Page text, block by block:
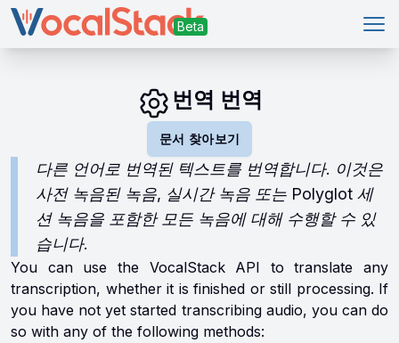
메
번역 번역
문서 찾아보기
다른 언어로 번역된 텍스트를 번역합니다. 이것은
사전 녹음된 녹음, 실시간 녹음 또는 Polyglot 세
션 녹음을 포함한 모든 녹음에 대해 수행할 수 있
습니다.
You can use the VocalStack API to translate any
transcription, whether it is finished or still processing. If
you have not yet started transcribing audio, you can do
so with any of the following methods: